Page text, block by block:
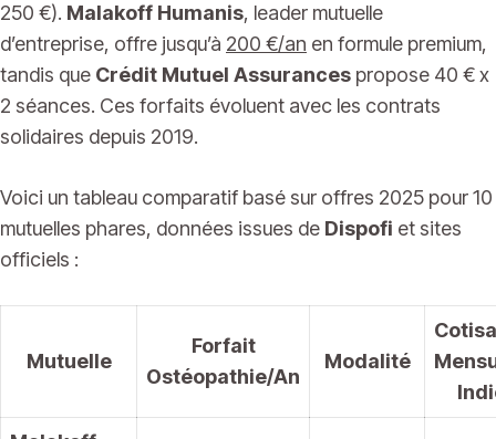
250 €). Malakoff Humanis, leader mutuelle
d’entreprise, offre jusqu’à 200 €/an en formule premium,
tandis que Crédit Mutuel Assurances propose 40 € x
2 séances. Ces forfaits évoluent avec les contrats
solidaires depuis 2019.
Voici un tableau comparatif basé sur offres 2025 pour 10
mutuelles phares, données issues de Dispofi et sites
officiels :
Mutuelle
Forfait
Ostéopathie/An
Modalité